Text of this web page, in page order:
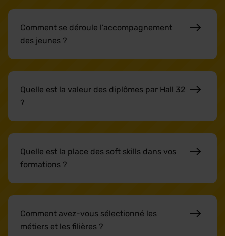
Comment se déroule l’accompagnement
des jeunes ?
Quelle est la valeur des diplômes par Hall 32
?
Quelle est la place des soft skills dans vos
formations ?
Comment avez-vous sélectionné les
métiers et les filières ?